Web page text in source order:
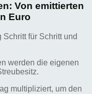
Von emittierten
Euro
für Schritt und
werden die eigenen
multipliziert, um den